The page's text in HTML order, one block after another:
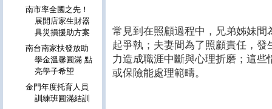
常見到在照顧過程中，兄弟姊妹
起爭執；夫妻間為了照顧責任，
力造成職涯中斷與心理折磨；這
或保險能處理範疇。
南市率全國之先！
展開店家生財器
具災損援助方案
南台南家扶發放助
學金溫馨圓滿 點
亮學子希望
金門年度托育人員
訓練班圓滿結訓